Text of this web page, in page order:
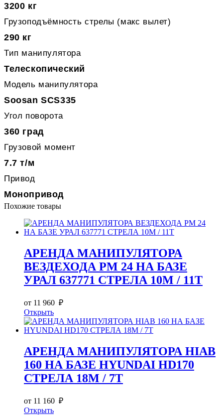
3200 кг
Грузоподъёмность стрелы (макс вылет)
290 кг
Тип манипулятора
Телескопический
Модель манипулятора
Soosan SCS335
Угол поворота
360 град
Грузовой момент
7.7 т/м
Привод
Монопривод
Похожие товары
АРЕНДА МАНИПУЛЯТОРА
ВЕЗДЕХОДА PM 24 НА БАЗЕ
УРАЛ 637771 СТРЕЛА 10М / 11Т
от 11 960 ₽
Открыть
АРЕНДА МАНИПУЛЯТОРА HIAB
160 НА БАЗЕ HYUNDAI HD170
СТРЕЛА 18М / 7Т
от 11 160 ₽
Открыть